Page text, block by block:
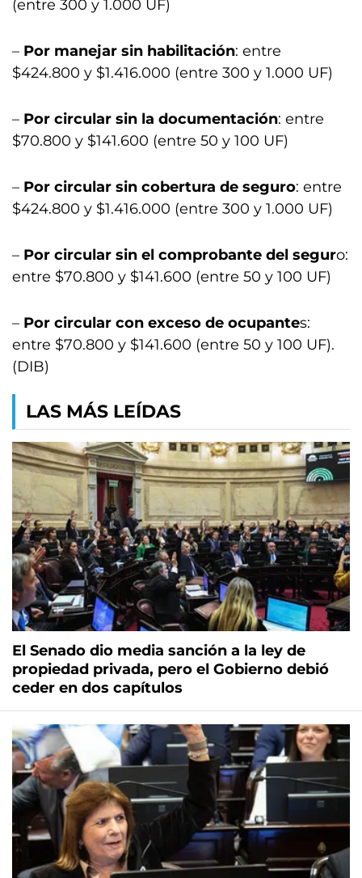
(entre 300 y 1.000 UF)
– Por manejar sin habilitación: entre
$424.800 y $1.416.000 (entre 300 y 1.000 UF)
– Por circular sin la documentación: entre
$70.800 y $141.600 (entre 50 y 100 UF)
– Por circular sin cobertura de seguro: entre
$424.800 y $1.416.000 (entre 300 y 1.000 UF)
– Por circular sin el comprobante del seguro:
entre $70.800 y $141.600 (entre 50 y 100 UF)
– Por circular con exceso de ocupantes:
entre $70.800 y $141.600 (entre 50 y 100 UF).
(DIB)
LAS MÁS LEÍDAS
El Senado dio media sanción a la ley de
propiedad privada, pero el Gobierno debió
ceder en dos capítulos